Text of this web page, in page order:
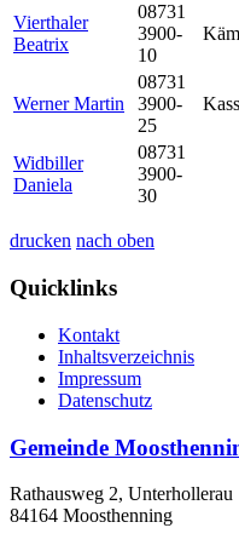
Vierthaler
Beatrix
08731
3900-
10
Werner Martin
08731
3900-
25
Widbiller
Daniela
08731
3900-
30
drucken nach oben
Quicklinks
Kontakt
Inhaltsverzeichnis
Impressum
Datenschutz
Gemeinde
Rathausweg 2, Unterhollerau
84164 Moosthenning